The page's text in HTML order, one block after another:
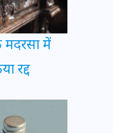
मदरसा में
रद्द